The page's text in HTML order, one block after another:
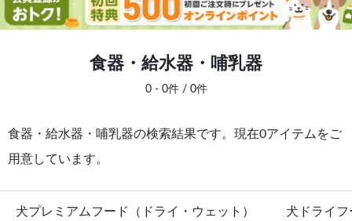
食器・給水器・哺乳器
0 - 0件 / 0件
食器・給水器・哺乳器の検索結果です。現在0アイテムをご
用意しています。
犬プレミアムフード（ドライ・ウェット） 犬ドライフ